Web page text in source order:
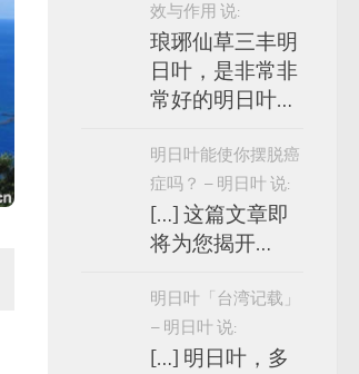
效与作用 说:
琅琊仙草三丰明
日叶，是非常非
常好的明日叶…
明日叶能使你摆脱癌
症吗？ – 明日叶 说:
[…] 这篇文章即
将为您揭开…
明日叶「台湾记载」
– 明日叶 说:
[…] 明日叶，多